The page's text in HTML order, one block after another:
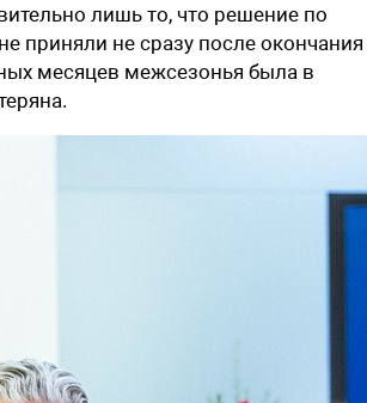
лишь то, что решение по
приняли не сразу после окончания
месяцев межсезонья была в